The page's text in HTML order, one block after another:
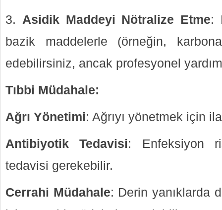
Asidik Maddeyi Nötralize Etme:
bazik maddelerle (örneğin,
edebilirsiniz, ancak profesyonel
Tıbbi Müdahale:
Ağrı Yönetimi: Ağrıyı yönetmek için
Antibiyotik Tedavisi: Enfeksiyon
tedavisi gerekebilir.
Cerrahi Müdahale: Derin yanıklarda